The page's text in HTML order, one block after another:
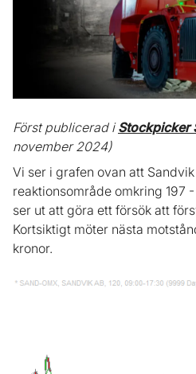
Först publicerad iStockpicker
november 2024)
Vi ser i grafen ovan att
reaktionsområde omkring 197
ser ut att göra ett försök att
Kortsiktigt möter nästa
kronor.